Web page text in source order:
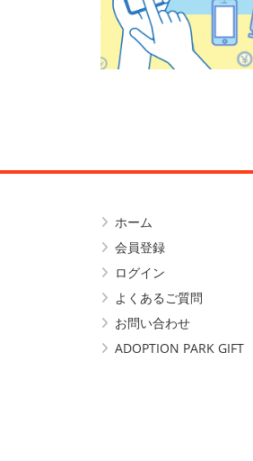
ホーム
会員登録
ログイン
よくあるご質問
お問い合わせ
ADOPTION PARK GIFT